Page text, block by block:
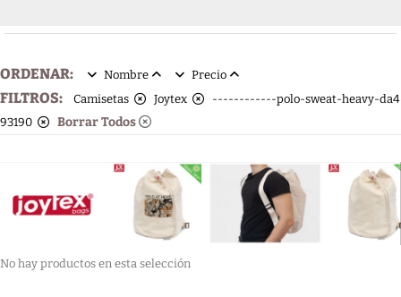
ORDENAR: Nombre Precio
FILTROS: Camisetas Joytex
------------polo-sweat-heavy-da4
93190
Borrar Todos
No hay productos en esta selección